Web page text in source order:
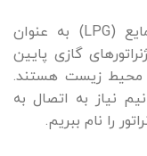
ژنراتورهای گازی، گاز طبیعی یا گاز مایع (LPG) به عنوان
گازی پایین
محیط زیست هستند.
نیاز به اتصال به
را نام ببریم.